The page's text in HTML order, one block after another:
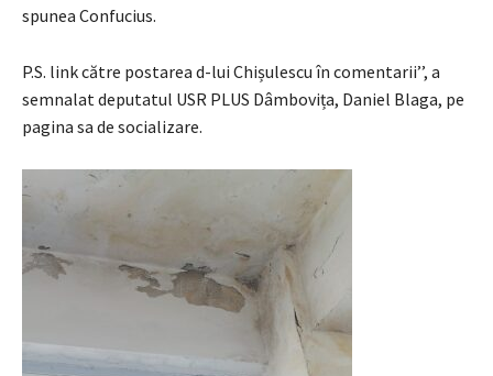
spunea Confucius.
P.S. link către postarea d-lui Chișulescu în comentarii’’, a
semnalat deputatul USR PLUS Dâmbovița, Daniel Blaga, pe
pagina sa de socializare.